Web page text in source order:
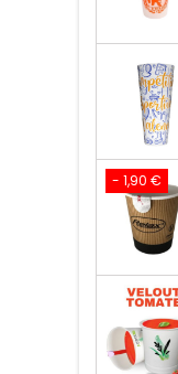
- 1,90 €